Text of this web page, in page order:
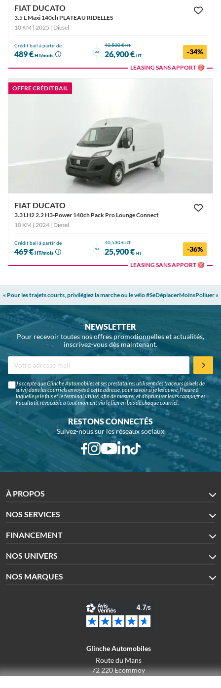
FIAT DUCATO
3.5 L Maxi 140ch PLATEAU RIDELLES
10 KM | 2025 | Diesel
Crédit bail à partir de
489 €HT/mois
ou
40,500 €HT
26,900 € HT -34%
LEASING SANS APPORT 🎯
OFFRE CRÉDIT BAIL
FIAT DUCATO
3.3 LH2 2.2 H3-Power 140ch Pack Pro Lounge Connect
10 KM | 2024 | Diesel
Crédit bail à partir de
469 €HT/mois
ou
40,530 €HT
25,900 € HT -36%
LEASING SANS APPORT 🎯
« Pour les trajets courts, privilégiez la marche ou le vélo #SeDéplacerMoinsPolluer »
NEWSLETTER
Pour recevoir toutes nos offres promotionnelles et actualités,
inscrivez-vous dès maintenant.
J'accepte que Glinche Automobiles et ses prestataires utilisent des traceurs (pixels de
suivi) dans les courriels envoyés à cette adresse, pour savoir si je les ouvre, l'heure à
laquelle je le fais et le terminal utilisé, afin de mesurer et d'optimiser leurs campagnes.
Facultatif, révocable à tout moment via le lien en bas de chaque courriel.
RESTONS CONNECTÉS
Suivez-nous sur les réseaux sociaux
À PROPOS
NOS SERVICES
FINANCEMENT
NOS UNIVERS
NOS MARQUES
Glinche Automobiles
Route du Mans
72 220 Ecommoy